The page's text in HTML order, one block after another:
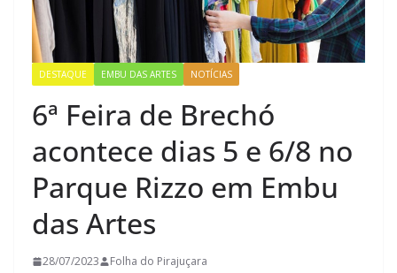
DESTAQUE EMBU DAS ARTES NOTÍCIAS
6ª Feira de Brechó
acontece dias 5 e 6/8 no
Parque Rizzo em Embu
das Artes
28/07/2023 Folha do Pirajuçara